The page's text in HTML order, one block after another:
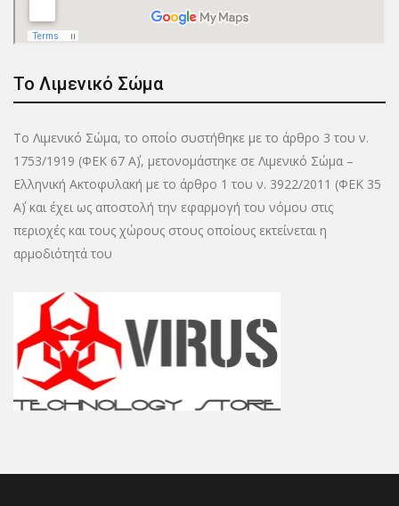
Το Λιμενικό Σώμα
Το Λιμενικό Σώμα, το οποίο συστήθηκε με το άρθρο 3 του ν.
1753/1919 (ΦΕΚ 67 Α΄), μετονομάστηκε σε Λιμενικό Σώμα –
Ελληνική Ακτοφυλακή με το άρθρο 1 του ν. 3922/2011 (ΦΕΚ 35
Α΄) και έχει ως αποστολή την εφαρμογή του νόμου στις
περιοχές και τους χώρους στους οποίους εκτείνεται η
αρμοδιότητά του